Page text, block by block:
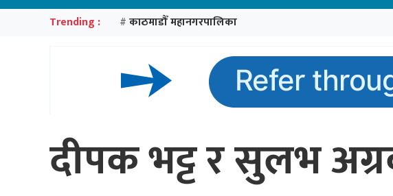
Trending : # काठमाडौँ महानगरपालिका
दीपक भट्ट र सुलभ